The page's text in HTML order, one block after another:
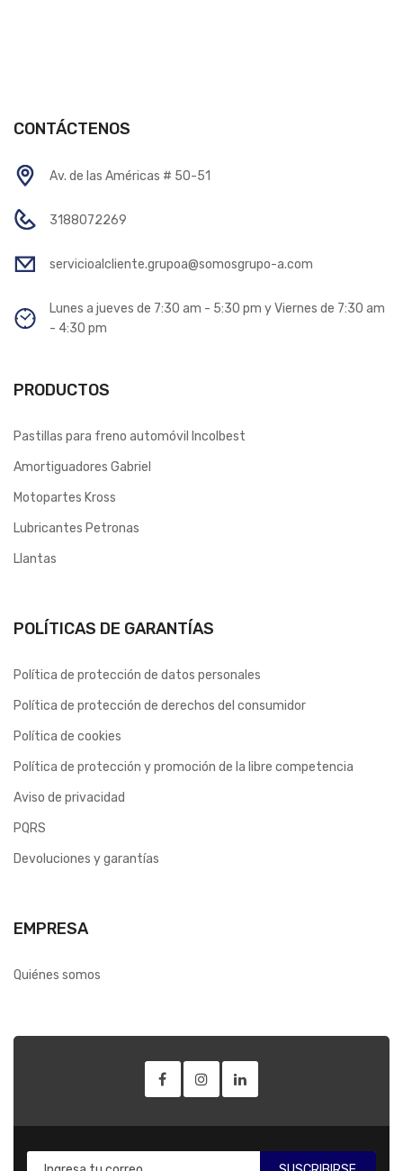
CONTÁCTENOS
Av. de las Américas # 50-51
3188072269
servicioalcliente.grupoa@somosgrupo-a.com
Lunes a jueves de 7:30 am - 5:30 pm y Viernes de 7:30 am
- 4:30 pm
PRODUCTOS
Pastillas para freno automóvil Incolbest
Amortiguadores Gabriel
Motopartes Kross
Lubricantes Petronas
Llantas
POLÍTICAS DE GARANTÍAS
Política de protección de datos personales
Política de protección de derechos del consumidor
Política de cookies
Política de protección y promoción de la libre competencia
Aviso de privacidad
PQRS
Devoluciones y garantías
EMPRESA
Quiénes somos